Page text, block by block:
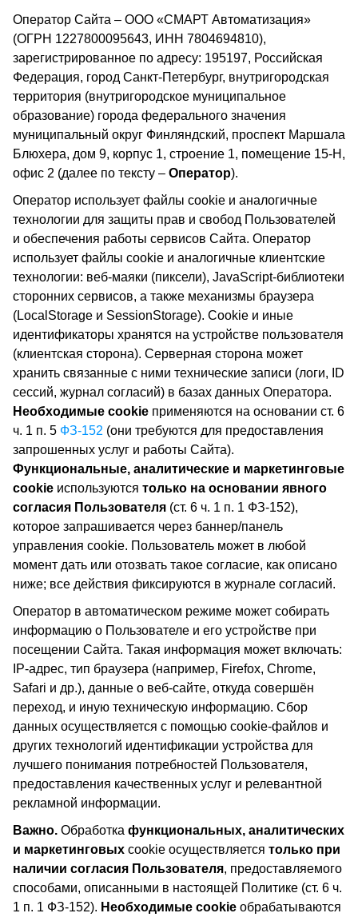
Оператор Сайта – ООО «СМАРТ Автоматизация»
(ОГРН 1227800095643, ИНН 7804694810),
зарегистрированное по адресу: 195197, Российская
Федерация, город Санкт-Петербург, внутригородская
территория (внутригородское муниципальное
образование) города федерального значения
муниципальный округ Финляндский, проспект Маршала
Блюхера, дом 9, корпус 1, строение 1, помещение 15-Н,
офис 2 (далее по тексту – Оператор).
Оператор использует файлы cookie и аналогичные
технологии для защиты прав и свобод Пользователей
и обеспечения работы сервисов Сайта. Оператор
использует файлы cookie и аналогичные клиентские
технологии: веб-маяки (пиксели), JavaScript-библиотеки
сторонних сервисов, а также механизмы браузера
(LocalStorage и SessionStorage). Cookie и иные
идентификаторы хранятся на устройстве пользователя
(клиентская сторона). Серверная сторона может
хранить связанные с ними технические записи (логи, ID
сессий, журнал согласий) в базах данных Оператора.
Необходимые cookie применяются на основании ст. 6
ч. 1 п. 5 ФЗ-152 (они требуются для предоставления
запрошенных услуг и работы Сайта).
Функциональные, аналитические и маркетинговые
cookie используются только на основании явного
согласия Пользователя (ст. 6 ч. 1 п. 1 ФЗ-152),
которое запрашивается через баннер/панель
управления cookie. Пользователь может в любой
момент дать или отозвать такое согласие, как описано
ниже; все действия фиксируются в журнале согласий.
Оператор в автоматическом режиме может собирать
информацию о Пользователе и его устройстве при
посещении Сайта. Такая информация может включать:
IP-адрес, тип браузера (например, Firefox, Chrome,
Safari и др.), данные о веб-сайте, откуда совершён
переход, и иную техническую информацию. Сбор
данных осуществляется с помощью cookie-файлов и
других технологий идентификации устройства для
лучшего понимания потребностей Пользователя,
предоставления качественных услуг и релевантной
рекламной информации.
Важно. Обработка функциональных, аналитических
и маркетинговых cookie осуществляется только при
наличии согласия Пользователя, предоставляемого
способами, описанными в настоящей Политике (ст. 6 ч.
1 п. 1 ФЗ-152). Необходимые cookie обрабатываются